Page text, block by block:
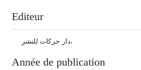
Editeur
‏دار حركات للنشر،
Année de publication